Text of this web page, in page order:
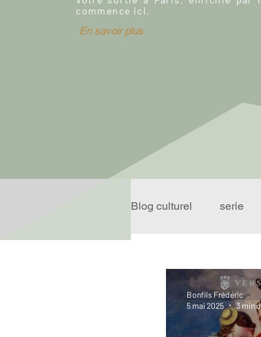
commence ici.
En savoir plus
Blog culturel serie
Performance
Bonfils Frédéric
5 mai 2025
3 min